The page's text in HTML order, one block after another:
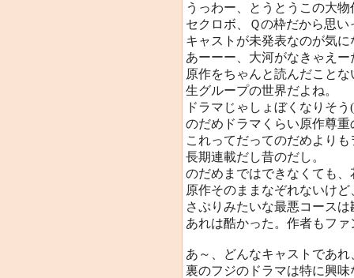
うっわー、とうとうこの大
セクロボ、Ｑの枠だから思
キャストが未発表なのが気に
あーーー、大河がなきゃえ
原作をちゃんと読んだこと
生グループの世界だよね。
ドラマじゃしょぼくなりそう
のだめドラマくらい原作尊
これってだってのだめより
長期連載だし昔のだし。
のだめまではできなくても
原作そのままなぞれないけ
さぷりみたいな最悪コースは
あれは酷かった。作者もフ
あ～、どんなキャストであ
裏のフジのドラマは特に興味